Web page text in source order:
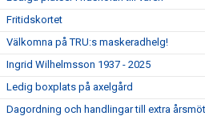
Fritidskortet
Välkomna på TRU:s maskeradhelg!
Ingrid Wilhelmsson 1937 - 2025
Ledig boxplats på axelgård
Dagordning och handlingar till extra